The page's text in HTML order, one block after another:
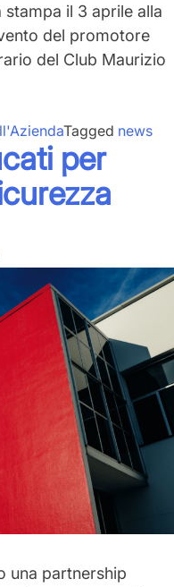
stampa il 3 aprile alla
del promotore
del Club Maurizio
Tagged news
per
una partnership